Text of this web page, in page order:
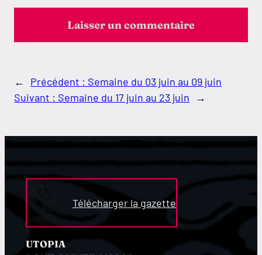
← Précédent : Semaine du 03 juin au 09 juin
Suivant : Semaine du 17 juin au 23 juin →
Télécharger la gazette
UTOPIA